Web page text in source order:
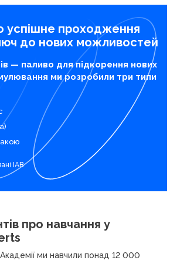
успішне проходження
до нових можливостей
— паливо для підкорення нових
ми розробили три типи
IAB
про навчання у
Академії ми навчили понад 12 000